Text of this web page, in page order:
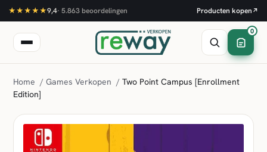
★★★★★9,4· 5.863beoordelingen Producten kopen ↗
0
Home / Games Verkopen / Two Point Campus [Enrollment
Edition]